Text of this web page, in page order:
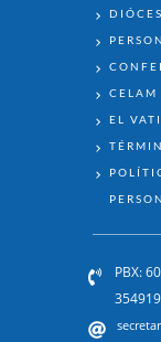
CELAM
EL
PBX: